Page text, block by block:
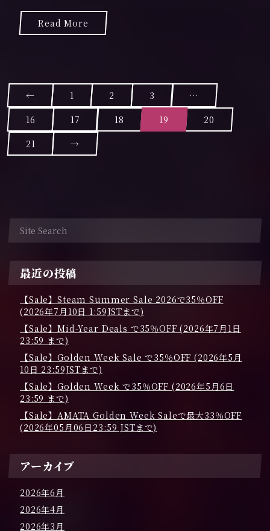
Read More
P
o
n
a
v
g
t
i
o
n
← 1 2 3
…
16
17 18 19
20
21
→
最近の投稿
【Sale】Steam Summer Sale 2026で35％OFF
(2026年7月10日 1:59JSTまで)
【Sale】Mid-Year Deals で35％OFF (2026年7月1日
23:59 まで)
【Sale】Golden Week Sale で35％OFF (2026年5月
10日 23:59JSTまで)
【Sale】Golden Week で35％OFF (2026年5月6日
23:59 まで)
【Sale】AMATA Golden Week Saleで最大33％OFF
(2026年05月06日23:59 JSTまで)
アーカイブ
2026年6月
2026年4月
2026年3月